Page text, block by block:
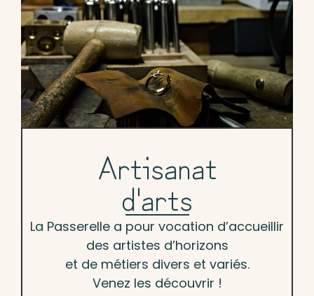
Artisanat
d'arts
La Passerelle a pour vocation d’accueillir
des artistes d’horizons
et de métiers divers et variés.
Venez les découvrir !